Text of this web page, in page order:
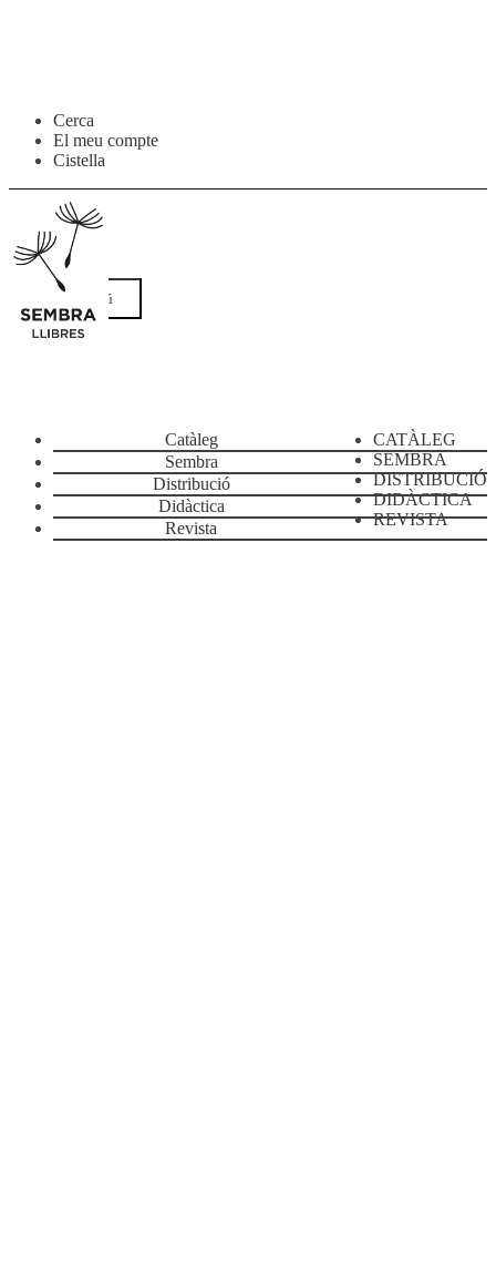
Salta
navegació
contingut
Cerca
El meu compte
Cistella
Menú
CATÀLEG
SEMBRA
DISTRIBUCIÓ
DIDÀCTICA
REVISTA
Catàleg
Sembra
Distribució
Didàctica
Revista